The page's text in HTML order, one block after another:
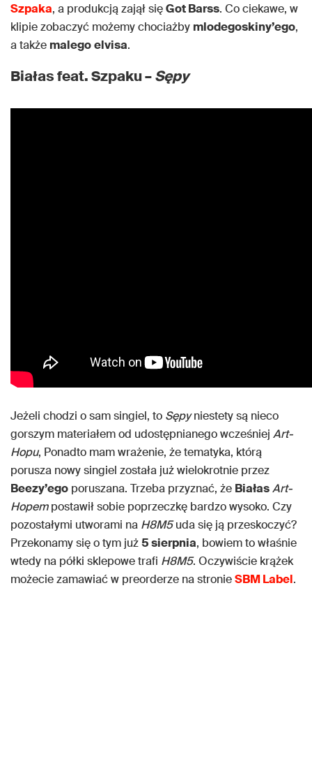
Szpaka, a produkcją zajął sięGot Barss. Co ciekawe, w
klipie zobaczyć możemy chociażby mlodegoskiny’ego,
a także malegoelvisa.
Białas feat. Szpaku –Sępy
Jeżeli chodzi o sam singiel, to Sępyniestety są nieco
gorszym materiałem od udostępnianego wcześniej Art-
Hopu, Ponadto mam wrażenie, że tematyka, którą
porusza nowy singiel została już wielokrotnie przez
Beezy’ego poruszana. Trzeba przyznać, że BiałasArt-
Hopempostawił sobie poprzeczkę bardzo wysoko. Czy
pozostałymi utworami na H8M5uda się ją przeskoczyć?
Przekonamy się o tym już5 sierpnia, bowiem to właśnie
wtedy na półki sklepowe trafi H8M5. Oczywiście krążek
możecie zamawiać w preorderze na stronieSBM Label.